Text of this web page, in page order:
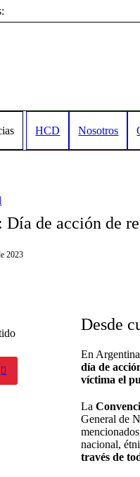
HCD Nosotros
Día de acción de
2023
Desde
En
día de
víctima el
La
General de
nacional,
través de